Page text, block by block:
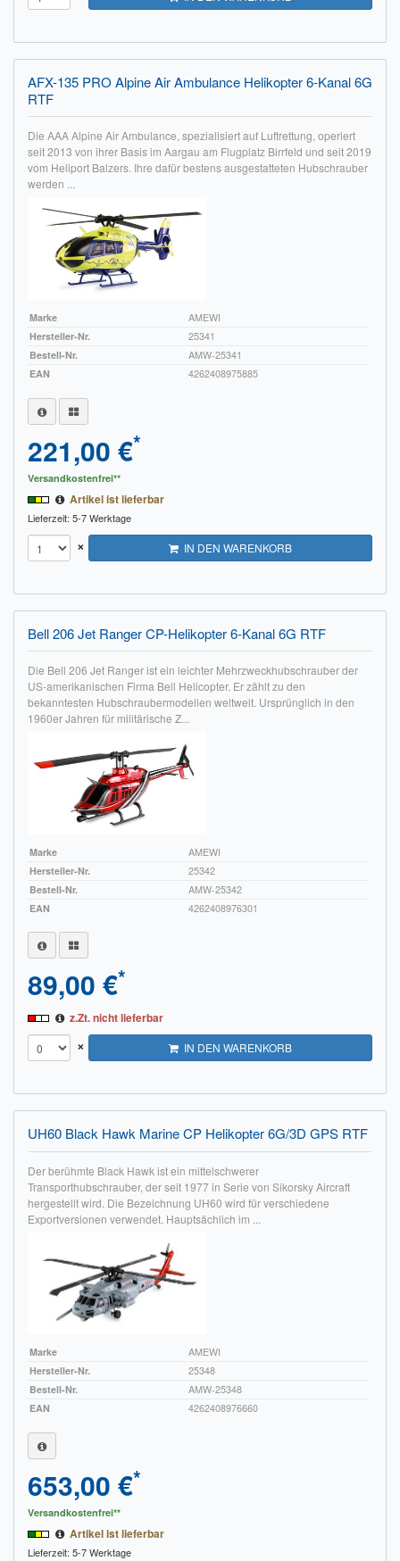
AFX-135 PRO Alpine Air Ambulance Helikopter 6-Kanal 6G
RTF
Die AAA Alpine Air Ambulance, spezialisiert auf Luftrettung, operiert
seit 2013 von ihrer Basis im Aargau am Flugplatz Birrfeld und seit 2019
vom Heliport Balzers. Ihre dafür bestens ausgestatteten Hubschrauber
werden ...
Marke
AMEWI
Hersteller-Nr.
25341
Bestell-Nr.
AMW-25341
EAN
4262408975885
221,00 €*
Versandkostenfrei**
Artikel ist lieferbar
Lieferzeit: 5-7 Werktage
× IN DEN WARENKORB
Bell 206 Jet Ranger CP-Helikopter 6-Kanal 6G RTF
Die Bell 206 Jet Ranger ist ein leichter Mehrzweckhubschrauber der
US-amerikanischen Firma Bell Helicopter. Er zählt zu den
bekanntesten Hubschraubermodellen weltweit. Ursprünglich in den
1960er Jahren für militärische Z...
Marke
AMEWI
Hersteller-Nr.
25342
Bestell-Nr.
AMW-25342
EAN
4262408976301
89,00 €*
z.Zt. nicht lieferbar
× IN DEN WARENKORB
UH60 Black Hawk Marine CP Helikopter 6G/3D GPS RTF
Der berühmte Black Hawk ist ein mittelschwerer
Transporthubschrauber, der seit 1977 in Serie von Sikorsky Aircraft
hergestellt wird. Die Bezeichnung UH60 wird für verschiedene
Exportversionen verwendet. Hauptsächlich im ...
Marke
AMEWI
Hersteller-Nr.
25348
Bestell-Nr.
AMW-25348
EAN
4262408976660
653,00 €*
Versandkostenfrei**
Artikel ist lieferbar
Lieferzeit: 5-7 Werktage